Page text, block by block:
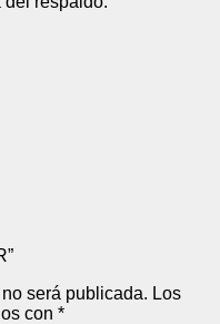
será publicada. Los
con *